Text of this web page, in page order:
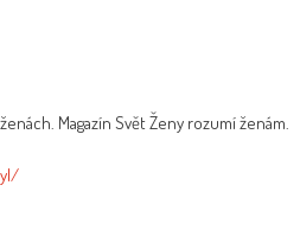
Magazín Svět Ženy rozumí ženám.